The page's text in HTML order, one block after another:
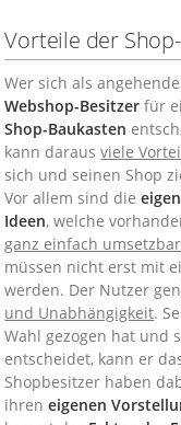
Vorteile der
Wer sich als
Webshop-Besitzer für
Shop-Baukasten
kann darausviele
sich und seinen Shop
Vor allem sind die
Ideen, welche
ganz einfach umsetzbar
müssen nicht erst mit
werden. Der Nutzer
und Unabhängigkeit.
Wahl gezogen hat und
entscheidet, kann er
Shopbesitzer haben
ihreneigenen